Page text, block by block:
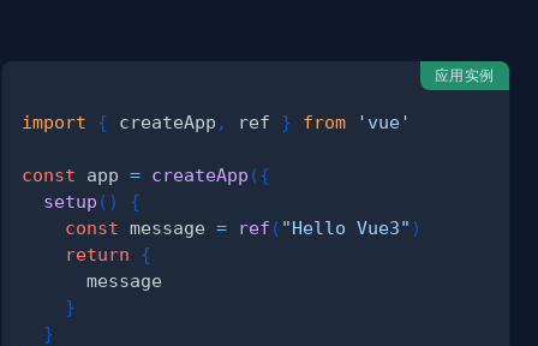
应用实例
import { createApp , ref } from 'vue'
const app = createApp ({
setup ( )
{
const message = ref ( "Hello Vue3" )
return
{
}
}